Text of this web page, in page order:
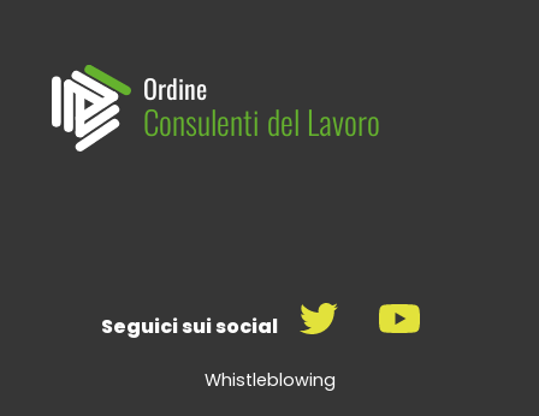
Ordine
Consulenti del Lavoro
Seguici sui social
Whistleblowing